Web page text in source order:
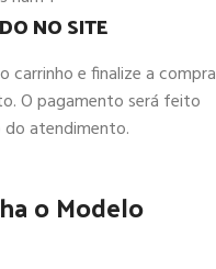
NO SITE
e finalize a compra
O pagamento será feito
atendimento.
o Modelo